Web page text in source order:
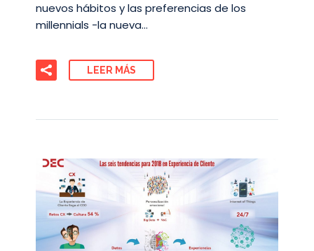
nuevos hábitos y las preferencias de los
millennials -la nueva…
LEER MÁS